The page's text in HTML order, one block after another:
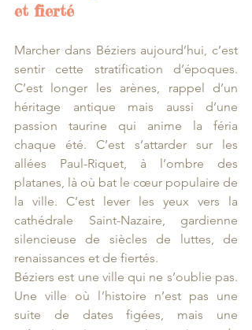
et fierté
Marcher dans Béziers aujourd’hui, c’est
sentir cette stratification d’époques.
C’est longer les arènes, rappel d’un
héritage antique mais aussi d’une
passion taurine qui anime la féria
chaque été. C’est s’attarder sur les
allées Paul-Riquet, à l’ombre des
platanes, là où bat le cœur populaire de
la ville. C’est lever les yeux vers la
cathédrale Saint-Nazaire, gardienne
silencieuse de siècles de luttes, de
renaissances et de fiertés.
Béziers est une ville qui ne s’oublie pas.
Une ville où l’histoire n’est pas une
suite de dates figées, mais une